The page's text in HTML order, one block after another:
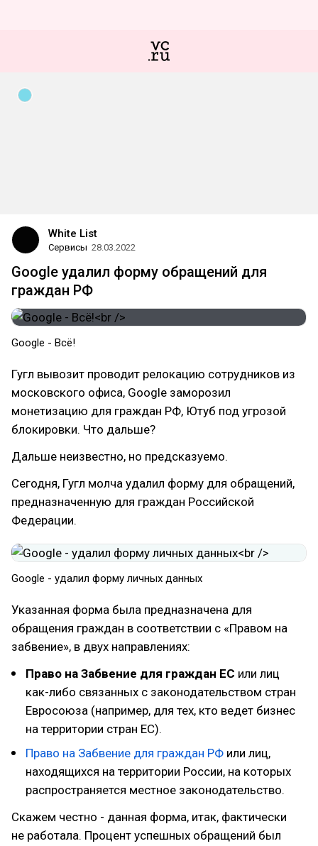
White List
Сервисы 28.03.2022
Google удалил форму обращений для
граждан РФ
Google - Всё!
Гугл вывозит проводит релокацию сотрудников из
московского офиса, Google заморозил
монетизацию для граждан РФ, Ютуб под угрозой
блокировки. Что дальше?
Дальше неизвестно, но предсказуемо.
Сегодня, Гугл молча удалил форму для обращений,
предназначенную для граждан Российской
Федерации.
Google - удалил форму личных данных
Указанная форма была предназначена для
обращения граждан в соответствии с «Правом на
забвение», в двух направлениях:
Право на Забвение для граждан ЕС или лиц
как-либо связанных с законодательством стран
Евросоюза (например, для тех, кто ведет бизнес
на территории стран ЕС).
Право на Забвение для граждан РФ или лиц,
находящихся на территории России, на которых
распространяется местное законодательство.
Скажем честно - данная форма, итак, фактически
не работала. Процент успешных обращений был